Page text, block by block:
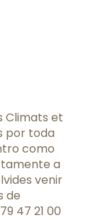
Climats et
por toda
como
a
venir
de
47 21 00